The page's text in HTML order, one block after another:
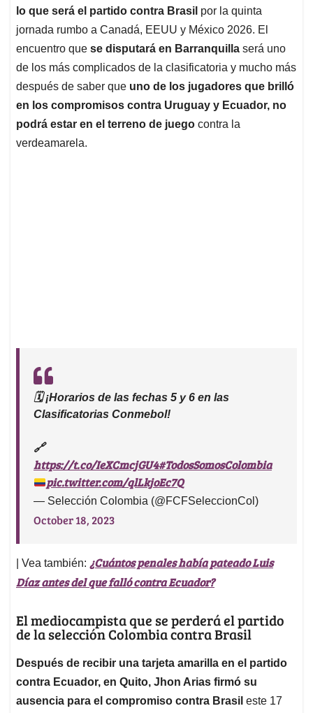
p
k
n
lo que será el partido contra Brasil por la quinta
jornada rumbo a Canadá, EEUU y México 2026. El
encuentro que se disputará en Barranquilla será uno
de los más complicados de la clasificatoria y mucho más
después de saber que uno de los jugadores que brilló
en los compromisos contra Uruguay y Ecuador, no
podrá estar en el terreno de juego contra la
verdeamarela.
🗓️ ¡Horarios de las fechas 5 y 6 en las
Clasificatorias Conmebol!
🔗
https://t.co/IeXCmcjGU4#TodosSomosColombia
pic.twitter.com/qlLkjoEc7Q
— Selección Colombia (@FCFSeleccionCol)
October 18, 2023
| Vea también: ¿Cuántos penales había pateado Luis
Díaz antes del que falló contra Ecuador?
El mediocampista que se perderá el partido
de la selección Colombia contra Brasil
Después de recibir una tarjeta amarilla en el partido
contra Ecuador, en Quito, Jhon Arias firmó su
ausencia para el compromiso contra Brasil este 17